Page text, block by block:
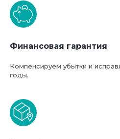
Финансовая гарантия
Компенсируем убытки и
годы.